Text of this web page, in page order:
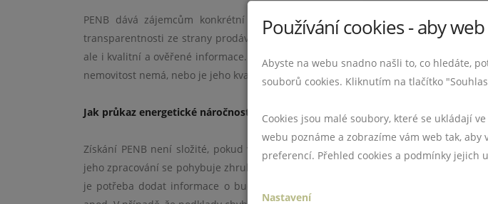
PENB dává zájemcům konkrétní informaci, která je jinak jen obtížně
transparentnosti ze strany prodávajícího nebo pronajímatele. Mnoho lidí dnes
ale i kvalitní a ověřené informace. A právě PENB je jedním z dokumentů, který
nemovitost nemá, nebo je jeho kvalita pochybná, může to naopak vyvolat nedůvěru
Jak průkaz energetické náročnosti vyřídit a na co si dát pozor
Získání PENB není složité, pokud víte, na koho se obrátit. Průkaz vystavuje
jeho zpracování se pohybuje zhruba od 3 000 do 6 000 Kč v závislosti na typu a
je potřeba dodat informace o budově, jako jsou stavební výkresy, informace o
Používání cookies - aby
Abyste na webu snadno našli to, co hledáte,
souborů cookies. Kliknutím na tlačítko
Cookies jsou malé soubory, které se ukládají
webu poznáme a zobrazíme vám web tak,
preferencí. Přehled cookies a podmínky jejich
Nastavení